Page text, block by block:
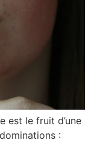
est le fruit d’une
: